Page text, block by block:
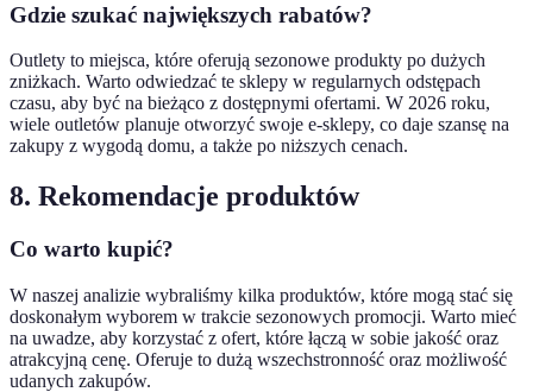
Gdzie szukać największych rabatów?
Outlety to miejsca, które oferują sezonowe produkty po dużych
zniżkach. Warto odwiedzać te sklepy w regularnych odstępach
czasu, aby być na bieżąco z dostępnymi ofertami. W 2026 roku,
wiele outletów planuje otworzyć swoje e-sklepy, co daje szansę na
zakupy z wygodą domu, a także po niższych cenach.
8. Rekomendacje produktów
Co warto kupić?
W naszej analizie wybraliśmy kilka produktów, które mogą stać się
doskonałym wyborem w trakcie sezonowych promocji. Warto mieć
na uwadze, aby korzystać z ofert, które łączą w sobie jakość oraz
atrakcyjną cenę. Oferuje to dużą wszechstronność oraz możliwość
udanych zakupów.